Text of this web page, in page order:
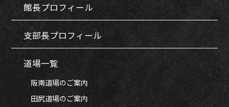
館長プロフィール
支部長プロフィール
道場一覧
阪南道場のご案内
田尻道場のご案内